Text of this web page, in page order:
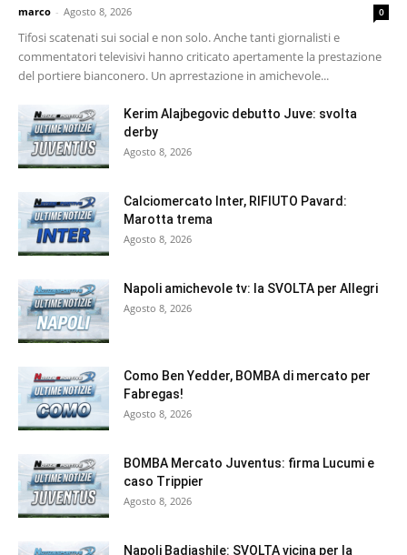
marco - Agosto 8, 2026 0
Tifosi scatenati sui social e non solo. Anche tanti giornalisti e
commentatori televisivi hanno criticato apertamente la prestazione
del portiere bianconero. Un aprrestazione in amichevole...
Kerim Alajbegovic debutto Juve: svolta
derby
Agosto 8, 2026
Calciomercato Inter, RIFIUTO Pavard:
Marotta trema
Agosto 8, 2026
Napoli amichevole tv: la SVOLTA per Allegri
Agosto 8, 2026
Como Ben Yedder, BOMBA di mercato per
Fabregas!
Agosto 8, 2026
BOMBA Mercato Juventus: firma Lucumi e
caso Trippier
Agosto 8, 2026
Napoli Badiashile: SVOLTA vicina per la